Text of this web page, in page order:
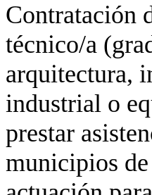
Contratación
técnico/a
arquitectura,
industrial o
prestar
municipios